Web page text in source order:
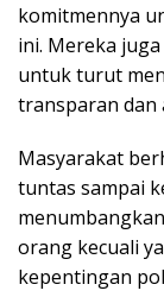
komitmennya
ini. Mereka
untuk turut
transparan dan
Masyarakat
tuntas sampai
orang kecuali
kepentingan